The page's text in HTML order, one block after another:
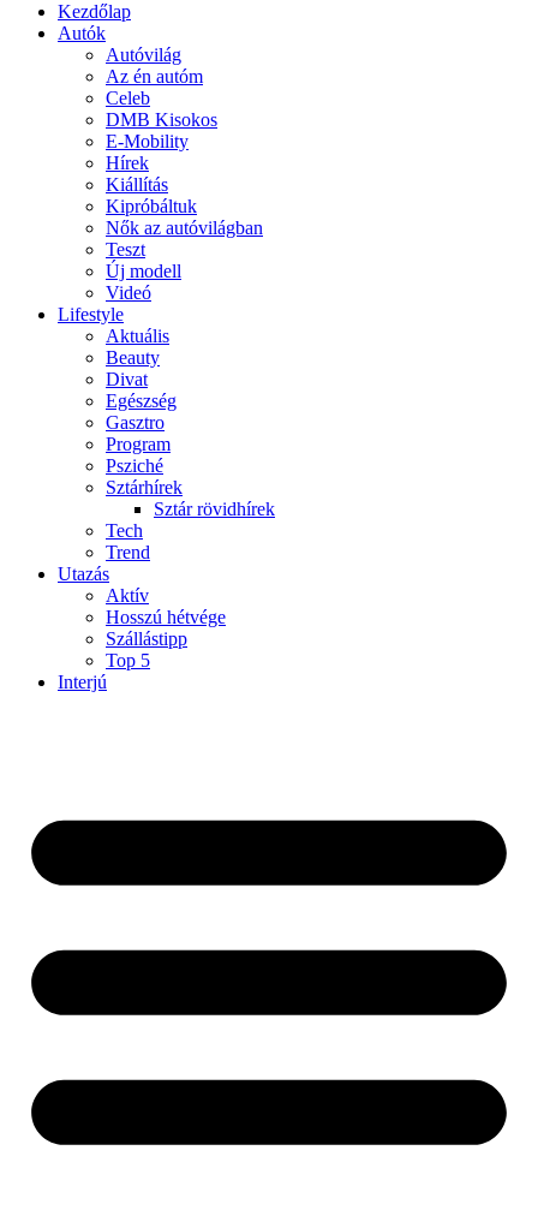
Kezdőlap
Autók
Autóvilág
Az én autóm
Celeb
DMB Kisokos
E-Mobility
Hírek
Kiállítás
Kipróbáltuk
Nők az autóvilágban
Teszt
Új modell
Videó
Lifestyle
Aktuális
Beauty
Divat
Egészség
Gasztro
Program
Psziché
Sztárhírek
Sztár rövidhírek
Tech
Trend
Utazás
Aktív
Hosszú hétvége
Szállástipp
Top 5
Interjú